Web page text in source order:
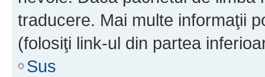
traducere. Mai multe informaţii
(folosiţi link-ul din partea
Sus